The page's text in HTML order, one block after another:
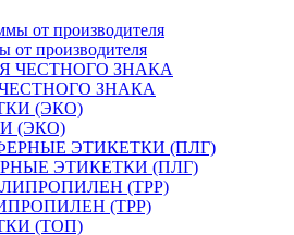
от производителя
ЗНАКА
(ЭКО)
ЭТИКЕТКИ (ПЛГ)
(TPP)